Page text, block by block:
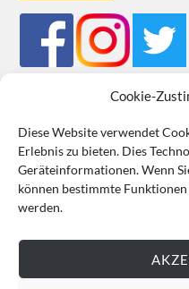
Cookie-
Diese Website verwendet
Erlebnis zu bieten. Dies
Geräteinformationen. Wenn
können bestimmte
werden.
Mein Bestellkonto
Cookie-Richtlinie (EU)
VERTRAG